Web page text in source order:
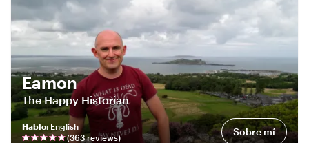
Eamon
The Happy Historian
Hablo: English
(363reviews) Sobre mí